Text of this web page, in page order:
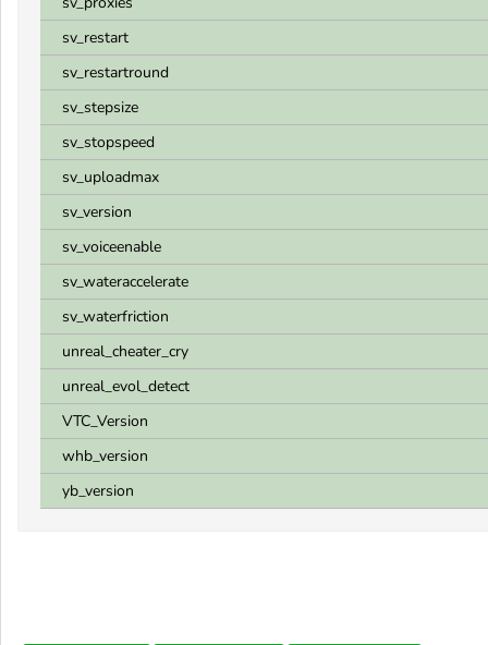
sv_restart
sv_restartround
sv_stepsize
sv_stopspeed
sv_uploadmax
sv_version
sv_voiceenable
sv_wateraccelerate
sv_waterfriction
unreal_cheater_cry
unreal_evol_detect
VTC_Version
whb_version
yb_version